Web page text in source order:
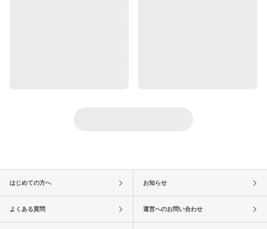
はじめての方へ お知らせ
よくある質問 運営へのお問い合わせ